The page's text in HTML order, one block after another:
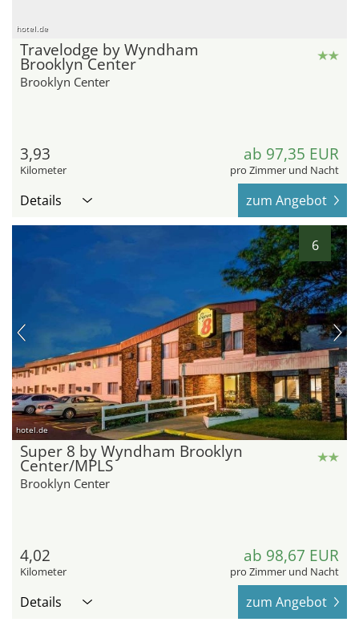
hotel.de
Travelodge by Wyndham
Brooklyn Center
Brooklyn Center
3,93
Kilometer
ab 97,35 EUR
pro Zimmer und Nacht
Details zum Angebot
6
hotel.de
Super 8 by Wyndham Brooklyn
Center/MPLS
Brooklyn Center
4,02
Kilometer
ab 98,67 EUR
pro Zimmer und Nacht
Details zum Angebot